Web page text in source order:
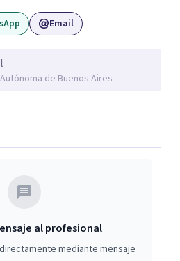
depresión, ansiedad, etc. -
(TCC- Gottman- TCE/apego) –
con herramientas
lo cognitivo- conductual, la
Email
de Buenos Aires
al profesional
mediante mensaje